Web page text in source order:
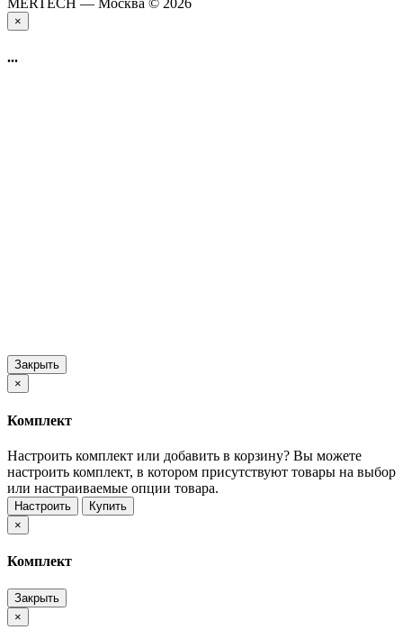
×
...
Закрыть
×
Комплект
Настроить комплект или добавить в корзину? Вы можете
настроить комплект, в котором присутствуют товары на выбор
или настраиваемые опции товара.
Настроить
Купить
×
Комплект
Закрыть
×